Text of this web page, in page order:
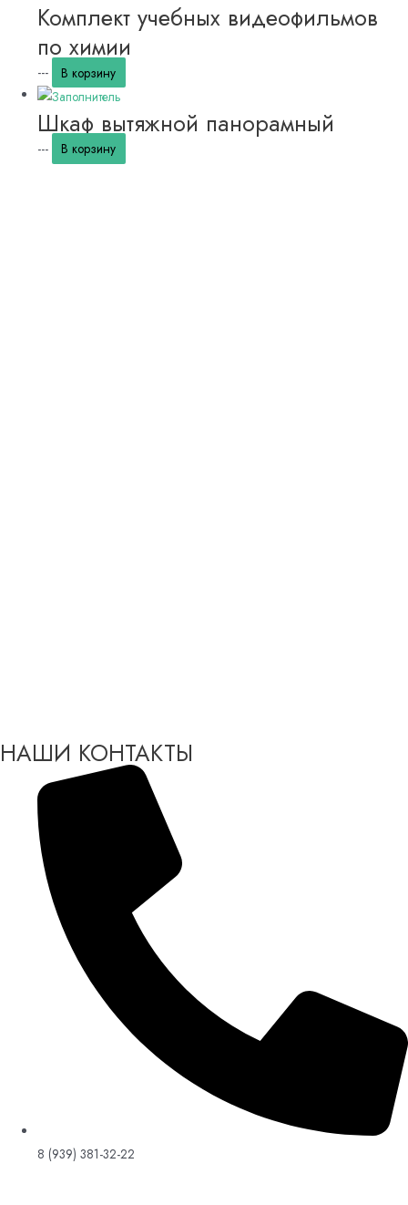
Комплект учебных видеофильмов
по химии
--- В корзину
Шкаф вытяжной панорамный
--- В корзину
НАШИ КОНТАКТЫ
8 (939) 381-32-22